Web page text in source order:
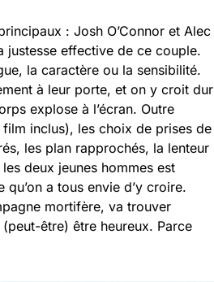
: Josh O’Connor et Alec
justesse effective de ce couple.
la caractère ou la sensibilité.
à leur porte, et on y croit dur
explose à l’écran. Outre
inclus), les choix de prises de
les plan rapprochés, la lenteur
deux jeunes hommes est
a tous envie d’y croire.
mortifère, va trouver
être) être heureux. Parce